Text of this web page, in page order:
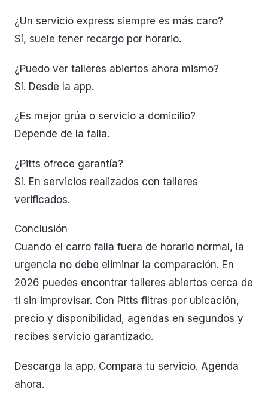
¿Un servicio express siempre es más caro?
Sí, suele tener recargo por horario.
¿Puedo ver talleres abiertos ahora mismo?
Sí. Desde la app.
¿Es mejor grúa o servicio a domicilio?
Depende de la falla.
¿Pitts ofrece garantía?
Sí. En servicios realizados con talleres
verificados.
Conclusión
Cuando el carro falla fuera de horario normal, la
urgencia no debe eliminar la comparación. En
2026 puedes encontrar talleres abiertos cerca de
ti sin improvisar. Con Pitts filtras por ubicación,
precio y disponibilidad, agendas en segundos y
recibes servicio garantizado.
Descarga la app. Compara tu servicio. Agenda
ahora.